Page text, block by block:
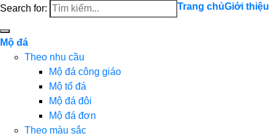
Search for:
Trang chủGiới thiệu
Mộ đá
Theo nhu cầu
Mộ đá công giáo
Mộ tổ đá
Mộ đá đôi
Mộ đá đơn
Theo màu sắc